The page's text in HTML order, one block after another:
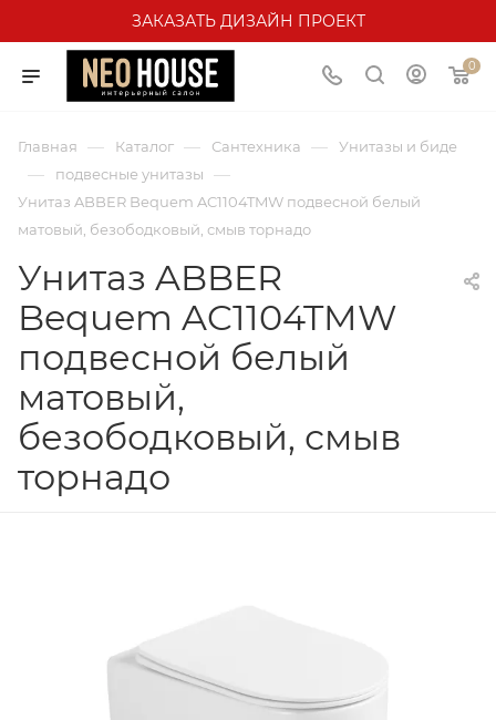
ЗАКАЗАТЬ ДИЗАЙН ПРОЕКТ
0
Главная — Каталог — Сантехника — Унитазы и биде
— подвесные унитазы —
Унитаз ABBER Bequem AC1104TMW подвесной белый
матовый, безободковый, смыв торнадо
Унитаз ABBER
Bequem AC1104TMW
подвесной белый
матовый,
безободковый, смыв
торнадо